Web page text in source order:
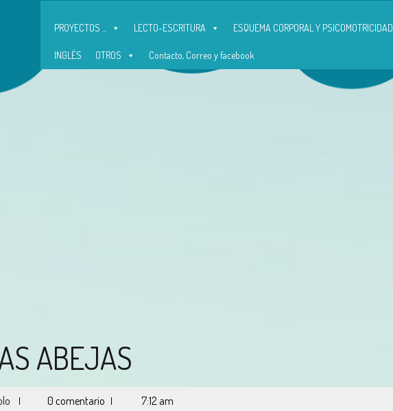
PROYECTOS ... LECTO-ESCRITURA ESQUEMA CORPORAL Y PSICOMOTRICIDAD
INGLÉS OTROS Contacto, Correo y facebook
ABEJAS
| 0 comentario | 7:12 am